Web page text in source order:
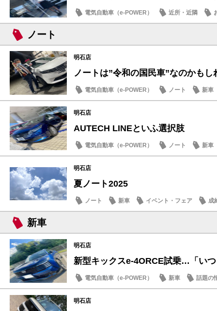
電気自動車（e-POWER） 近所・近隣
SDGs
ノート
明石店
ノートは”令和の国民車”なのかもし
電気自動車（e-POWER） ノート 新車
明石店
AUTECH LINEといふ選択肢
電気自動車（e-POWER） ノート 新車
明石店
夏ノート2025
ノート 新車 イベント・フェア 成
新車
明石店
新型キックスe-4ORCE試乗…「い
電気自動車（e-POWER） 新車 話題の
明石店